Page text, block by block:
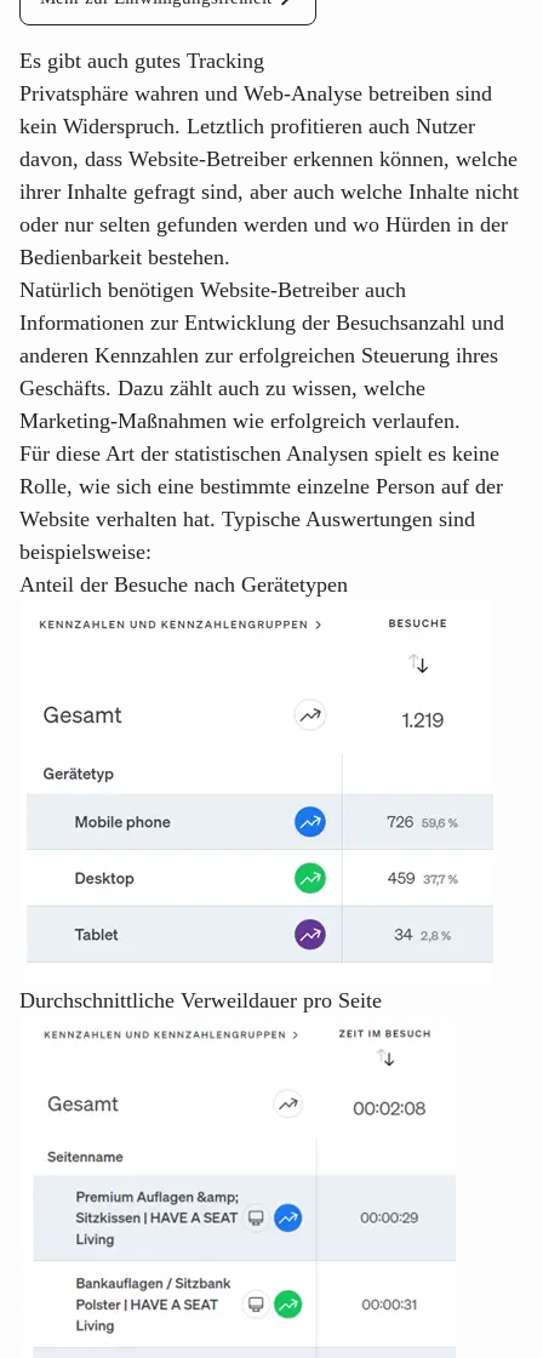
Es gibt auch gutes Tracking
Privatsphäre wahren und Web-Analyse betreiben sind
kein Widerspruch. Letztlich profitieren auch Nutzer
davon, dass Website-Betreiber erkennen können, welche
ihrer Inhalte gefragt sind, aber auch welche Inhalte nicht
oder nur selten gefunden werden und wo Hürden in der
Bedienbarkeit bestehen.
Natürlich benötigen Website-Betreiber auch
Informationen zur Entwicklung der Besuchsanzahl und
anderen Kennzahlen zur erfolgreichen Steuerung ihres
Geschäfts. Dazu zählt auch zu wissen, welche
Marketing-Maßnahmen wie erfolgreich verlaufen.
Für diese Art der statistischen Analysen spielt es keine
Rolle, wie sich eine bestimmte einzelne Person auf der
Website verhalten hat. Typische Auswertungen sind
beispielsweise:
Anteil der Besuche nach Gerätetypen
Durchschnittliche Verweildauer pro Seite